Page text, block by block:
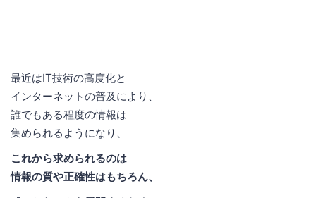
最近はIT技術の高度化と
インターネットの普及により、
誰でもある程度の情報は
集められるようになり、
これから求められるのは
情報の質や正確性はもちろん、